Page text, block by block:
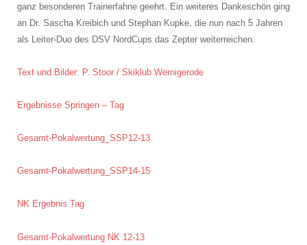
ganz besonderen Trainerfahne geehrt. Ein weiteres Dankeschön ging
an Dr. Sascha Kreibich und Stephan Kupke, die nun nach 5 Jahren
als Leiter-Duo des DSV NordCups das Zepter weiterreichen.
Text und Bilder: P. Stoor / Skiklub Wernigerode
Ergebnisse Springen – Tag
Gesamt-Pokalwertung_SSP12-13
Gesamt-Pokalwertung_SSP14-15
NK Ergebnis Tag
Gesamt-Pokalwertung NK 12-13